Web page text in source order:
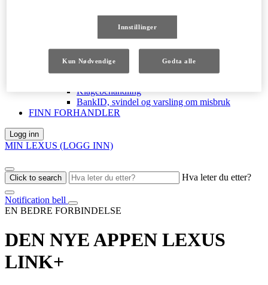
Finansiering
Finansiering
Privatkunder
Bedriftskunder
Kundeservice
Klagebehandling
BankID, svindel og varsling om misbruk
FINN FORHANDLER
Logg inn
MIN LEXUS (LOGG INN)
Click to search Hva leter du etter?
Notification bell
EN BEDRE FORBINDELSE
DEN NYE APPEN LEXUS
LINK+
Innstillinger
Kun Nødvendige Godta alle